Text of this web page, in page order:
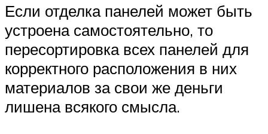
Если отделка панелей может быть
устроена самостоятельно, то
пересортировка всех панелей для
корректного расположения в них
материалов за свои же деньги
лишена всякого смысла.